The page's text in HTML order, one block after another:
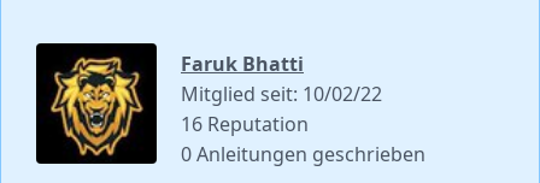
Faruk Bhatti
Mitglied seit: 10/02/22
16 Reputation
0 Anleitungen geschrieben